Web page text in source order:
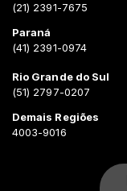
(21) 2391-7675
Paraná
(41) 2391-0974
Rio Grande do Sul
(51) 2797-0207
Demais Regiões
4003-9016